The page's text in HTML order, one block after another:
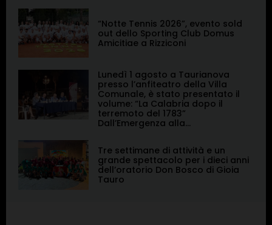
“Notte Tennis 2026”, evento sold
out dello Sporting Club Domus
Amicitiae a Rizziconi
Lunedì 1 agosto a Taurianova
presso l’anfiteatro della Villa
Comunale, è stato presentato il
volume: “La Calabria dopo il
terremoto del 1783”
Dall’Emergenza alla...
Tre settimane di attività e un
grande spettacolo per i dieci anni
dell’oratorio Don Bosco di Gioia
Tauro